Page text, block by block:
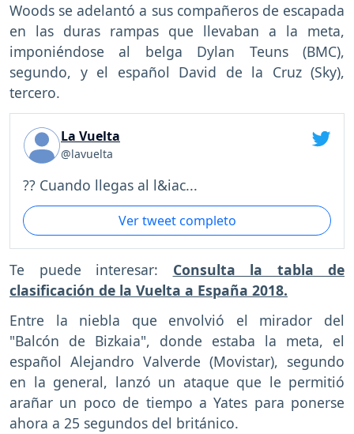
Woods se adelantó a sus compañeros de escapada
en las duras rampas que llevaban a la meta,
imponiéndose al belga Dylan Teuns (BMC),
segundo, y el español David de la Cruz (Sky),
tercero.
La Vuelta
@lavuelta
?? Cuando llegas al l&iac...
Ver tweet completo
Te puede interesar: Consulta la tabla de
clasificación de la Vuelta a España 2018.
Entre la niebla que envolvió el mirador del
"Balcón de Bizkaia", donde estaba la meta, el
español Alejandro Valverde (Movistar), segundo
en la general, lanzó un ataque que le permitió
arañar un poco de tiempo a Yates para ponerse
ahora a 25 segundos del británico.